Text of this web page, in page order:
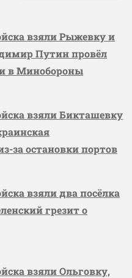
взяли Рыжевку и
Путин провёл
в Минобороны
взяли Бикташевку
за остановки портов
взяли два посёлка
грезит о
взяли Ольговку,